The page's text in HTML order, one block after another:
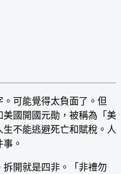
可能覺得太負面了。但
國開國元勛，被稱為「美
不能逃避死亡和賦稅。人
。
開就是四非。「非禮勿